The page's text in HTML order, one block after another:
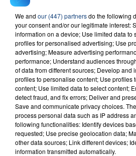
TITRES DIFFUSÉS
12h01
12h01
We and our (447) partnersdo the following
your consent and/or our legitimate interest:
information on a device; Use limited data to
profiles for personalised advertising; Use
advertising; Measure advertising
performance; Understand audiences
of data from different sources; Develop and
profiles to personalise content; Use profiles
content; Use limited data to select content;
detect fraud, and fix errors; Deliver and
Save and communicate privacy choices.
process personal data such as IP address
following functionalities: Identify devices
requested; Use precise geolocation data;
other data sources; Link different devices;
information transmitted automatically.